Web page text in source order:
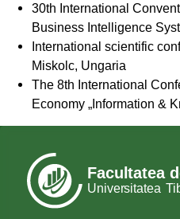
30th International
Business Intelligence
International scientific
Miskolc, Ungaria
The 8th International
Economy „Information &